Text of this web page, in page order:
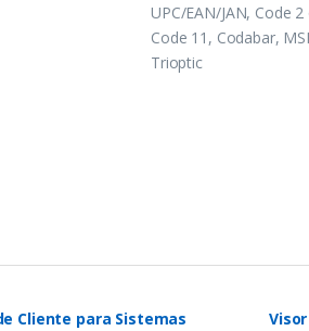
UPC/EAN/JAN, Code
Code 11, Codabar,
Trioptic
Cliente para Sistemas